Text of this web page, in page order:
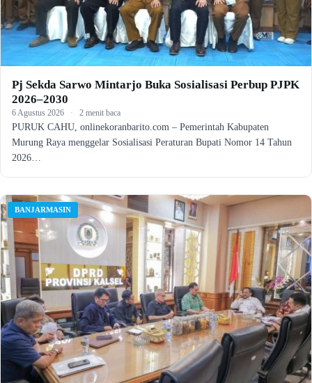
Pj Sekda Sarwo Mintarjo Buka Sosialisasi Perbup PJPK
2026–2030
6 Agustus 2026 · 2 menit baca
PURUK CAHU, onlinekoranbarito.com – Pemerintah Kabupaten
Murung Raya menggelar Sosialisasi Peraturan Bupati Nomor 14 Tahun
2026…
BANJARMASIN